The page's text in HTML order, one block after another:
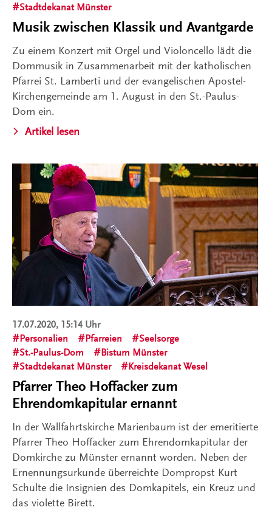
Stadtdekanat Münster
Musik zwischen Klassik und Avantgarde
Zu einem Konzert mit Orgel und Violoncello lädt die
Dommusik in Zusammenarbeit mit der katholischen
Pfarrei St. Lamberti und der evangelischen Apostel-
Kirchengemeinde am 1. August in den St.-Paulus-
Dom ein.
Artikel lesen
17.07.2020, 15:14 Uhr
Personalien
Pfarreien
Seelsorge
St.-Paulus-Dom
Bistum Münster
Stadtdekanat Münster
Kreisdekanat Wesel
Pfarrer Theo Hoffacker zum
Ehrendomkapitular ernannt
In der Wallfahrtskirche Marienbaum ist der emeritierte
Pfarrer Theo Hoffacker zum Ehrendomkapitular der
Domkirche zu Münster ernannt worden. Neben der
Ernennungsurkunde überreichte Dompropst Kurt
Schulte die Insignien des Domkapitels, ein Kreuz und
das violette Birett.